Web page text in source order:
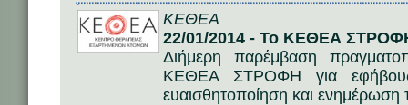
ΚΕΘΕΑ
22/01/2014 - Το ΚΕΘΕΑ
Διήμερη παρέμβαση
ΚΕΘΕΑ ΣΤΡΟΦΗ για
ευαισθητοποίηση και ενημέρωση